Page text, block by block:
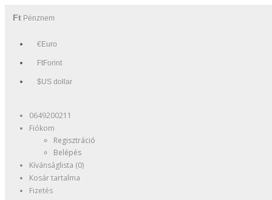
Ft Pénznem
€Euro
FtForint
$US dollar
0649200211
Fiókom
Regisztráció
Belépés
Kívánságlista (0)
Kosár tartalma
Fizetés